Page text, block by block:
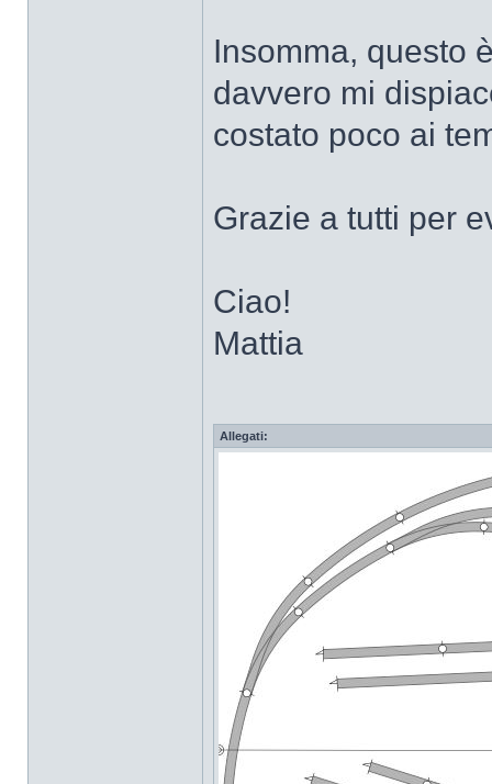
Insomma, questo
davvero mi
costato poco ai
Grazie a tutti per
Ciao!
Mattia
Allegati: